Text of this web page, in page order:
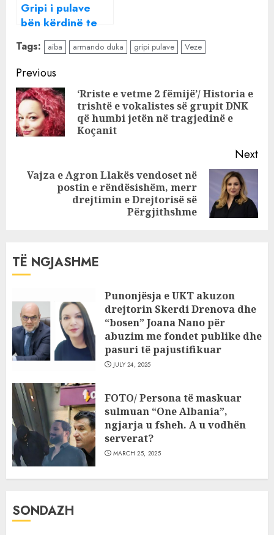
Gripi i pulave
bën kërdinë te
REA’s , ngordhin
69 000 shpend,
bllokohen 250
Tags: aiba armando duka gripi pulave Veze
Continue
Reading
Previous
‘Rriste e vetme 2 fëmijë’/ Historia e
trishtë e vokalistes së grupit DNK
që humbi jetën në tragjedinë e
Koçanit
Next
Vajza e Agron Llakës vendoset në
postin e rëndësishëm, merr
drejtimin e Drejtorisë së
Përgjithshme
TË NGJASHME
Punonjësja e UKT akuzon
drejtorin Skerdi Drenova dhe
“bosen” Joana Nano për
abuzim me fondet publike dhe
pasuri të pajustifikuar
JULY 24, 2025
FOTO/ Persona të maskuar
sulmuan “One Albania”,
ngjarja u fsheh. A u vodhën
serverat?
MARCH 25, 2025
SONDAZH